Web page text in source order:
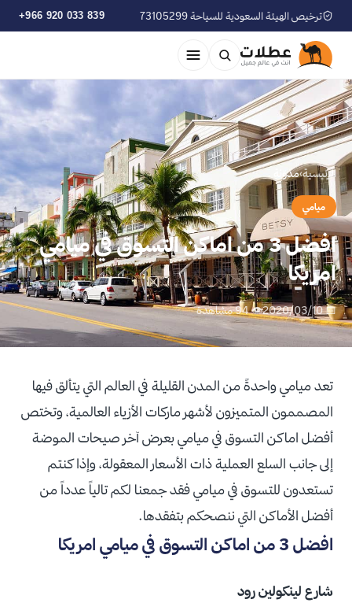
ترخيص الهيئة السعودية للسياحة 73105299 +966 920 033 839
الرئيسية›مدوّنة
ميامي
افضل 3 من اماكن التسوق في ميامي
امريكا
📅 2020/03/10 👁 94 مشاهدة
تعد ميامي واحدةً من المدن القليلة في العالم التي يتألق فيها
المصممون المتميزون لأشهر ماركات الأزياء العالمية، وتختص
أفضل اماكن التسوق في ميامي بعرض آخر صيحات الموضة
إلى جانب السلع العملية ذات الأسعار المعقولة، وإذا كنتم
تستعدون للتسوق في ميامي فقد جمعنا لكم تالياً عدداً من
أفضل الأماكن التي ننصحكم بتفقدها.
افضل 3 من اماكن التسوق في ميامي امريكا
شارع لينكولين رود